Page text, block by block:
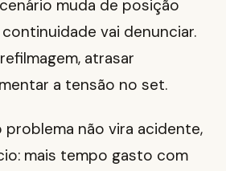
muda de posição
vai denunciar.
atrasar
a tensão no set.
problema não vira acidente,
mais tempo gasto com